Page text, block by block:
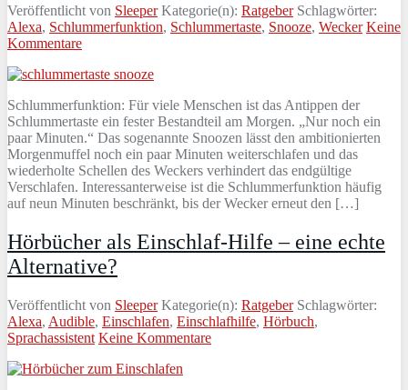
Veröffentlicht von Sleeper Kategorie(n): RatgeberSchlagwörter:
Alexa, Schlummerfunktion, Schlummertaste, Snooze, Wecker Keine
Kommentare
Schlummerfunktion: Für viele Menschen ist das Antippen der
Schlummertaste ein fester Bestandteil am Morgen. „Nur noch ein
paar Minuten.“ Das sogenannte Snoozen lässt den ambitionierten
Morgenmuffel noch ein paar Minuten weiterschlafen und das
wiederholte Schellen des Weckers verhindert das endgültige
Verschlafen. Interessanterweise ist die Schlummerfunktion häufig
auf neun Minuten beschränkt, bis der Wecker erneut den […]
Hörbücher als Einschlaf-Hilfe – eine echte
Alternative?
Veröffentlicht von Sleeper Kategorie(n): RatgeberSchlagwörter:
Alexa, Audible, Einschlafen, Einschlafhilfe, Hörbuch,
Sprachassistent Keine Kommentare